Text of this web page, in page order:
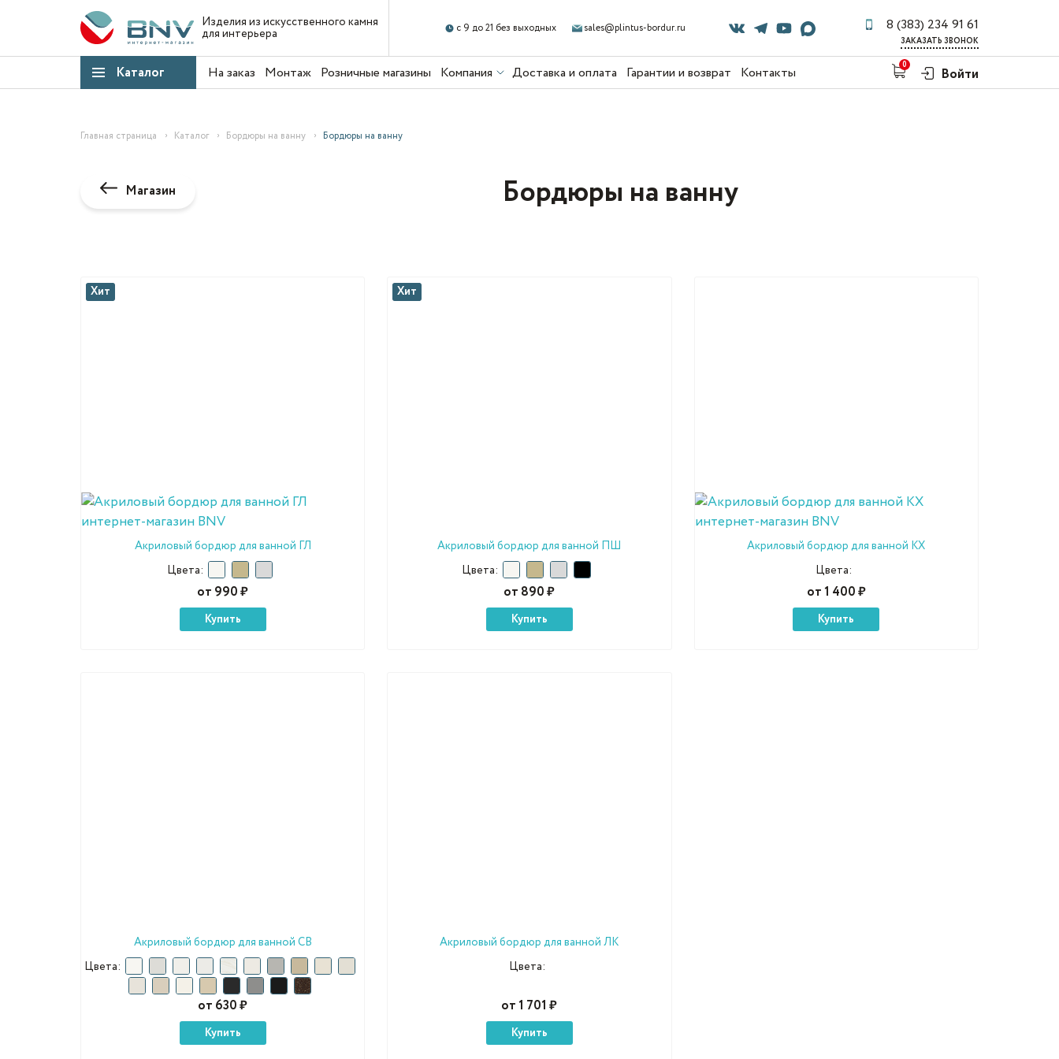
Изделия из искусственного камня
для интерьера с 9 до 21 без выходных sales@plintus-bordur.ru 8 (383) 234 91 61
ЗАКАЗАТЬ ЗВОНОК
Каталог На заказ Монтаж Розничные магазины Компания Доставка и оплата Гарантии и возврат Контакты 0 Войти
Главная страница Каталог Бордюры на ванну Бордюры на ванну
Бордюры на ванну
Магазин
Хит
Акриловый бордюр для ванной ГЛ
Цвета:
от 990 ₽
Купить
Хит
Акриловый бордюр для ванной ПШ
Цвета:
от 890 ₽
Купить
Акриловый бордюр для ванной КХ
Цвета:
от 1 400 ₽
Купить
Акриловый бордюр для ванной СВ
Цвета:
от 630 ₽
Купить
Акриловый бордюр для ванной ЛК
Цвета:
от 1 701 ₽
Купить